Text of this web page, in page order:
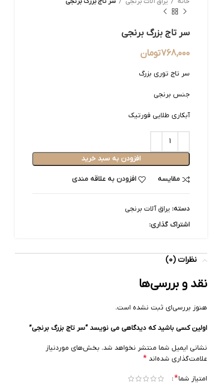
سر تاج بزرگ برنجی
768,000تومان
سر تاج توری بزرگ
جنس برنجی
آبکاری طلایی فورتیک
افزودن به سبد خرید
مقایسه افزودن به علاقه مندی
دسته: یراق آلات برنجی
اشتراک گذاری:
نظرات (0)
نقد و بررسی‌ها
هنوز بررسی‌ای ثبت نشده است.
اولین کسی باشید که دیدگاهی می نویسد “سر تاج بزرگ برنجی”
نشانی ایمیل شما منتشر نخواهد شد. بخش‌های موردنیاز
علامت‌گذاری شده‌اند *
امتیاز شما*